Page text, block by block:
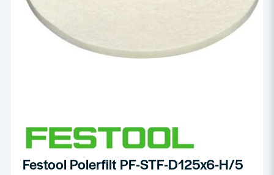
Festool Polerfilt PF-STF-D125x6-H/5